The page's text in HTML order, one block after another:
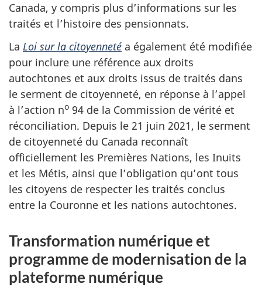
Canada, y compris plus d’informations sur les
traités et l’histoire des pensionnats.
La Loi sur la citoyenneté a également été modifiée
pour inclure une référence aux droits
autochtones et aux droits issus de traités dans
le serment de citoyenneté, en réponse à l’appel
à l’action no 94 de la Commission de vérité et
réconciliation. Depuis le 21 juin 2021, le serment
de citoyenneté du Canada reconnaît
officiellement les Premières Nations, les Inuits
et les Métis, ainsi que l’obligation qu’ont tous
les citoyens de respecter les traités conclus
entre la Couronne et les nations autochtones.
Transformation numérique et
programme de modernisation de la
plateforme numérique